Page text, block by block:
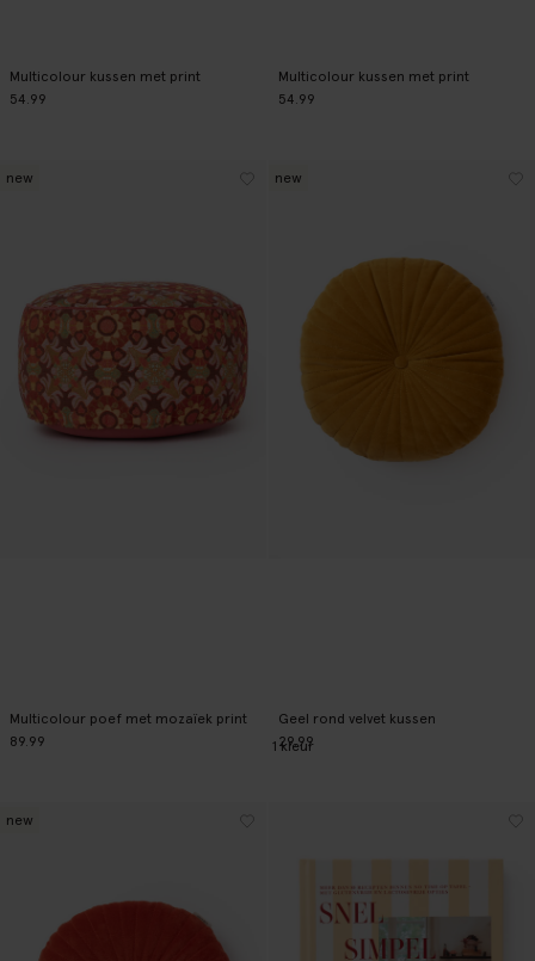
Multicolour kussen met print
54.99
Multicolour kussen met print
54.99
Multicolour poef met mozaïek print
89.99
new
Geel rond velvet kussen
29.99
new
1 kleur
new